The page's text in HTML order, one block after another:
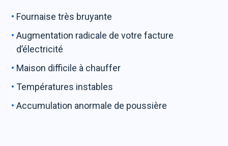
Fournaise très bruyante
Augmentation radicale de votre facture
d’électricité
Maison difficile à chauffer
Températures instables
Accumulation anormale de poussière